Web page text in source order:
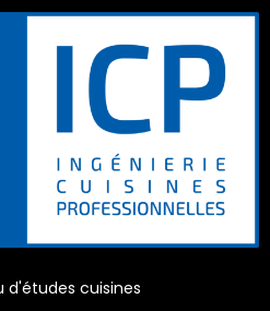
d'études cuisines